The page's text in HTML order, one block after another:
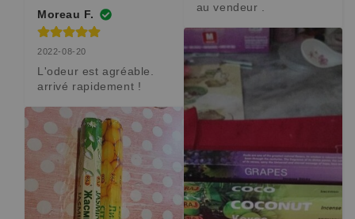
Moreau F.
2022-08-20
L'odeur est agréable.
arrivé rapidement !
au vendeur .